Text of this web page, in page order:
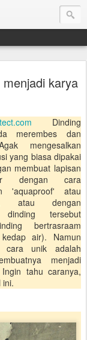
karya
Dinding
merembes dan
mengesalkan
yang biasa dipakai
membuat lapisan
dengan cara
'aquaproof' atau
atau dengan
dinding tersebut
bertrasraam
air). Namun
cara unik adalah
menjadi
tahu caranya,
ini.